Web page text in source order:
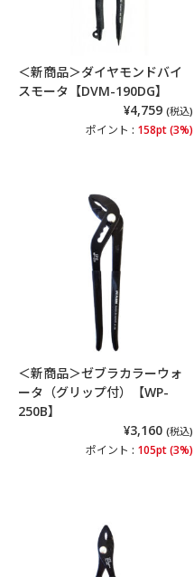
＜新商品＞ダイヤモンドバイ
スモータ【DVM-190DG】
¥4,759 (税込)
ポイント : 158pt (3%)
＜新商品＞ゼブラカラーウォ
ータ（グリップ付）【WP-
250B】
¥3,160 (税込)
ポイント : 105pt (3%)